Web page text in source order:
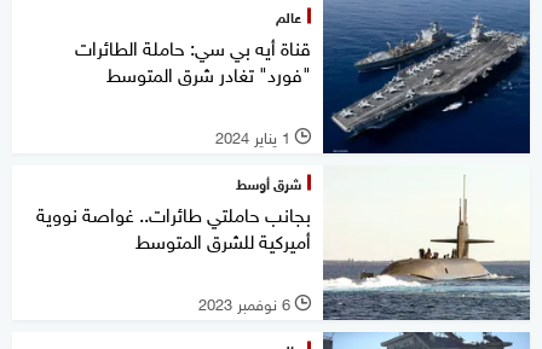
عالم
قناة أيه بي سي: حاملة الطائرات
"فورد" تغادر شرق المتوسط
l 1 يناير 2024
شرق أوسط
بجانب حاملتي طائرات.. غواصة نووية
أميركية للشرق المتوسط
l 6 نوفمبر 2023